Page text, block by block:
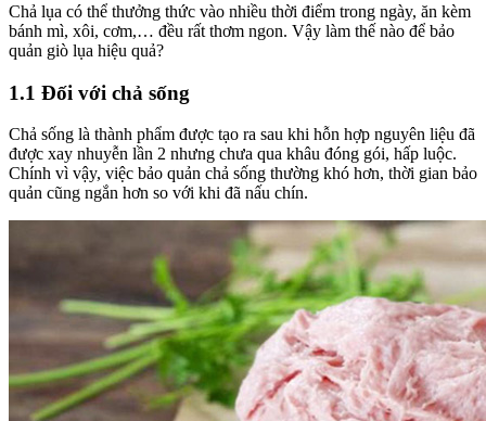
Chả lụa có thể thưởng thức vào nhiều thời điểm trong ngày, ăn kèm
bánh mì, xôi, cơm,… đều rất thơm ngon. Vậy làm thế nào để bảo
quản giò lụa hiệu quả?
1.1 Đối với chả sống
Chả sống là thành phẩm được tạo ra sau khi hỗn hợp nguyên liệu đã
được xay nhuyễn lần 2 nhưng chưa qua khâu đóng gói, hấp luộc.
Chính vì vậy, việc bảo quản chả sống thường khó hơn, thời gian bảo
quản cũng ngắn hơn so với khi đã nấu chín.